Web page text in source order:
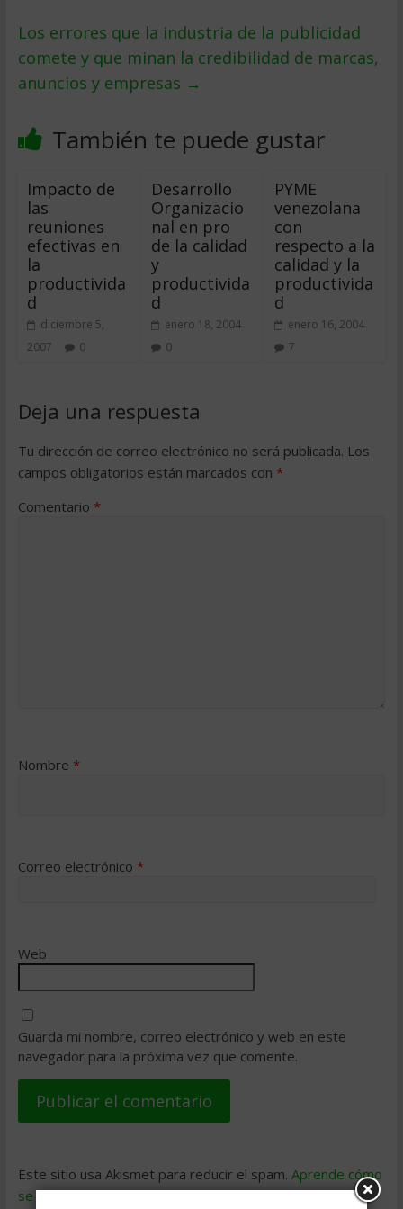
Los errores que la industria de la publicidad
comete y que minan la credibilidad de marcas,
anuncios y empresas →
También te puede gustar
Impacto de
las
reuniones
efectivas en
la
productivida
d
diciembre 5,
2007
0
Desarrollo
Organizacio
nal en pro
de la calidad
y
productivida
d
enero 18, 2004
0
PYME
venezolana
con
respecto a la
calidad y la
productivida
d
enero 16, 2004
7
Deja una respuesta
Tu dirección de correo electrónico no será publicada. Los
campos obligatorios están marcados con *
Comentario *
Nombre *
Correo electrónico *
Web
Guarda mi nombre, correo electrónico y web en este
navegador para la próxima vez que comente.
Este sitio usa Akismet para reducir el spam. Aprende cómo
se procesan los datos de tus comentarios.